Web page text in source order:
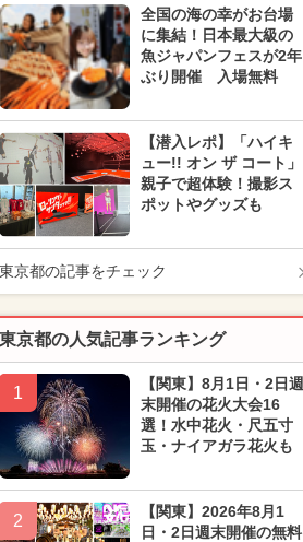
全国の海の幸がお台場
に集結！日本最大級の
魚ジャパンフェスが2年
ぶり開催 入場無料
【潜入レポ】「ハイキ
ュー!! オン ザ コート」
親子で超体験！撮影ス
ポットやグッズも
東京都の記事をチェック
東京都の人気記事ランキング
1
【関東】8月1日・2日週
末開催の花火大会16
選！水中花火・尺五寸
玉・ナイアガラ花火も
2
【関東】2026年8月1
日・2日週末開催の無料